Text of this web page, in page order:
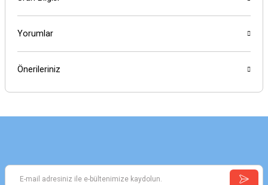
Yorumlar
Önerileriniz